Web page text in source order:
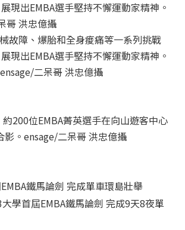
故障、爆胎和全身痠痛等一系列挑戰
現出EMBA選手堅持不懈運動家精神。
ensage/二呆哥 洪忠億攝
200位EMBA菁英選手在向山遊客中心
影。ensage/二呆哥 洪忠億攝
鐵馬論劍 完成單車環島壯舉
學首屆EMBA鐵馬論劍 完成9天8夜單